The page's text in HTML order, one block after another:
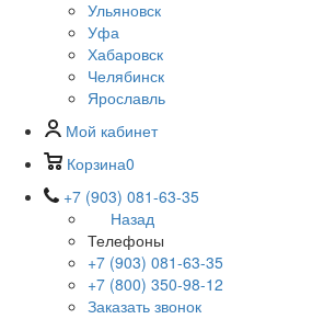
Ульяновск
Уфа
Хабаровск
Челябинск
Ярославль
Мой кабинет
Корзина0
+7 (903) 081-63-35
Назад
Телефоны
+7 (903) 081-63-35
+7 (800) 350-98-12
Заказать звонок